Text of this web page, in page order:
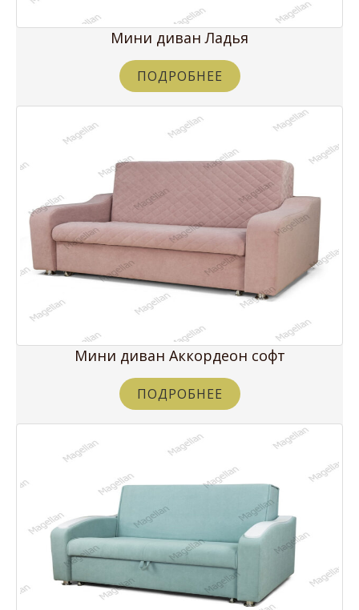
Мини диван Ладья
ПОДРОБНЕЕ
Мини диван Аккордеон софт
ПОДРОБНЕЕ